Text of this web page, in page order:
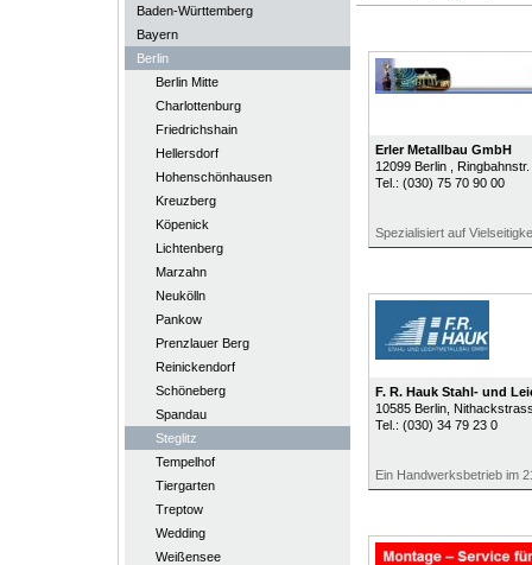
Baden-Württemberg
Bayern
Berlin
Berlin Mitte
Charlottenburg
Friedrichshain
Hellersdorf
Hohenschönhausen
Kreuzberg
Köpenick
Lichtenberg
Marzahn
Neukölln
Pankow
Prenzlauer Berg
Reinickendorf
Schöneberg
Spandau
Steglitz
Tempelhof
Tiergarten
Treptow
Wedding
Weißensee
Erler Metallbau GmbH
12099 Berlin
,
Tel.: (030) 75 70 90 00
Spezialisiert auf
F. R. Hauk Stahl- und
10585 Berlin,
Tel.: (030) 34 79 23 0
Ein Handwerksbetrieb im